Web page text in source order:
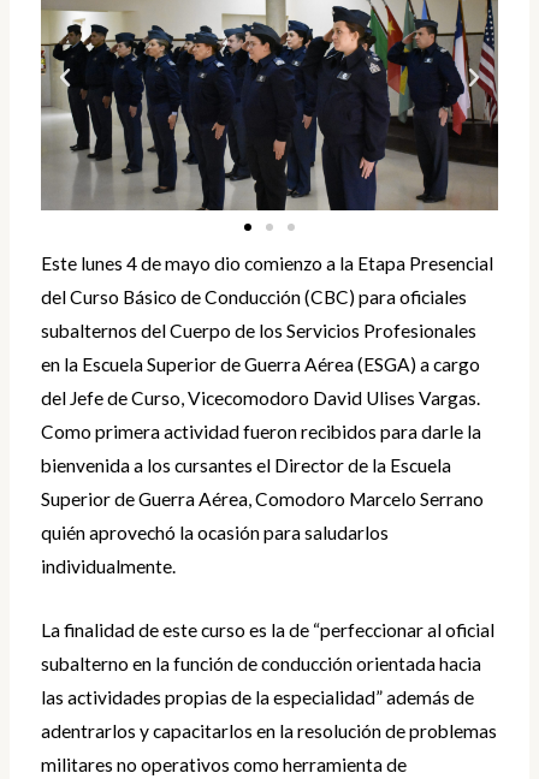
Este lunes 4 de mayo dio comienzo a la Etapa Presencial
del Curso Básico de Conducción (CBC) para oficiales
subalternos del Cuerpo de los Servicios Profesionales
en la Escuela Superior de Guerra Aérea (ESGA) a cargo
del Jefe de Curso, Vicecomodoro David Ulises Vargas.
Como primera actividad fueron recibidos para darle la
bienvenida a los cursantes el Director de la Escuela
Superior de Guerra Aérea, Comodoro Marcelo Serrano
quién aprovechó la ocasión para saludarlos
individualmente.
La finalidad de este curso es la de “perfeccionar al oficial
subalterno en la función de conducción orientada hacia
las actividades propias de la especialidad” además de
adentrarlos y capacitarlos en la resolución de problemas
militares no operativos como herramienta de